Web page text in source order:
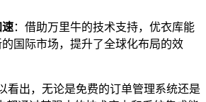
速：借助万里牛的技术支持，优衣库能
国际市场，提升了全球化布局的效
看出，无论是免费的订单管理系统还是